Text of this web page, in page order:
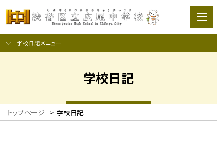
学校日記メニュー
学校日記
トップページ > 学校日記